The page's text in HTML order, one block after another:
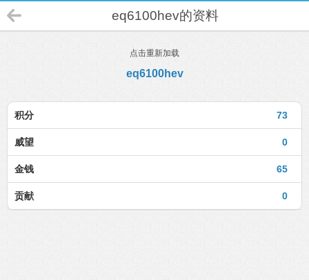
eq6100hev的资料
点击重新加载
eq6100hev
73
积分
0
威望
65
金钱
0
贡献